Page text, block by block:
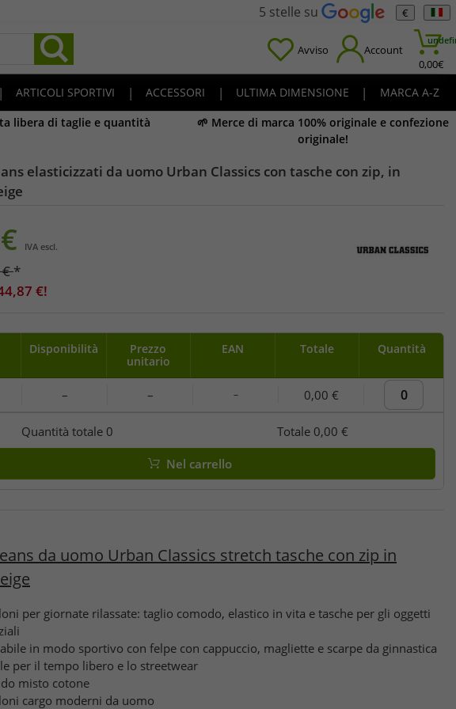
5 stelle su €
Avviso Account
0,00€
| ARTICOLI SPORTIVI | ACCESSORI | ULTIMA DIMENSIONE |
MARCA A-Z
libera di taglie e quantità
🌱 Merce di marca 100% originale e confezione
originale!
elasticizzati da uomo Urban Classics con tasche con zip, in
€ IVA escl.
€*
€!
Disponibilità
Prezzo
unitario
EAN Totale Quantità
– – – 0,00 €
Quantità totale 0 Totale 0,00 €
Nel carrello
da uomo Urban Classics stretch tasche con zip in
per giornate rilassate: taglio comodo, elastico in vita e tasche per gli oggetti
in modo sportivo con felpe con cappuccio, magliette e scarpe da ginnastica
per il tempo libero e lo streetwear
misto cotone
cargo moderni da uomo